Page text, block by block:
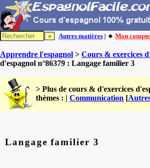
Autres matières | 🔸 Mon compte
Apprendre l'espagnol > Cours & exercices
d'espagnol n°86379 : Langage familier 3
> Plus de cours & d'exercices
thèmes : | Communication [
Langage familier 3